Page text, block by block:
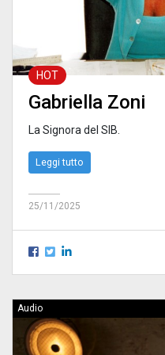
HOT
Gabriella Zoni
La Signora del SIB.
Leggi tutto
25/11/2025
Audio